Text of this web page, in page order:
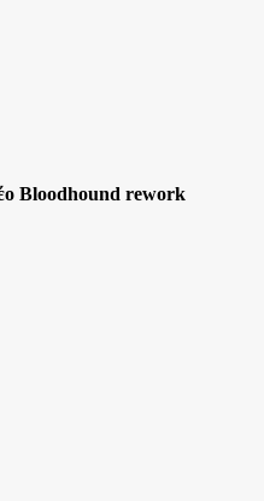
Bloodhound rework